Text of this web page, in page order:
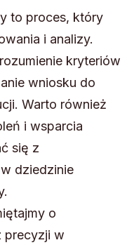
to proces, który
i analizy.
kryteriów
wniosku do
Warto również
i wsparcia
się z
dziedzinie
o
precyzji w